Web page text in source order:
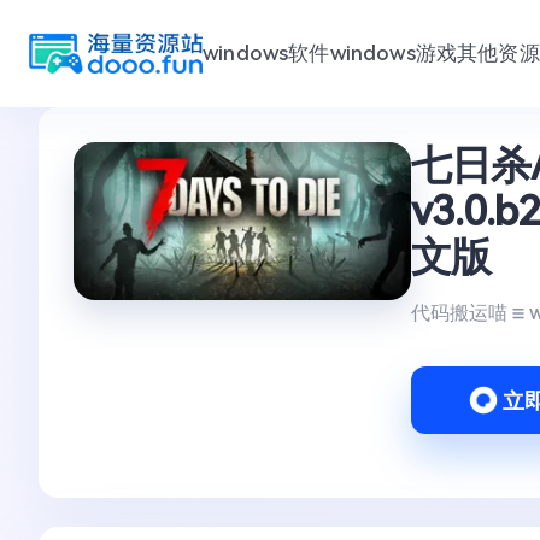
windows软件windows游戏其他资源
七日
文版
代码搬运喵
立